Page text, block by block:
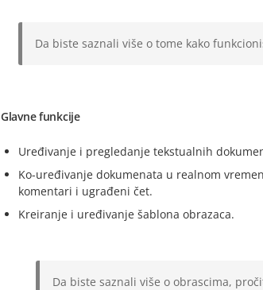
Da biste saznali više o tome kako
Glavne funkcije
Uređivanje i pregledanje tekstualnih
Ko-uređivanje dokumenata u realnom
komentari i ugrađeni čet.
Kreiranje i uređivanje šablona obrazaca.
Da biste saznali više o obrascima,